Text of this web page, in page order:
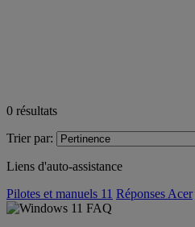
0 résultats
Trier par:
Liens d'auto-assistance
Pilotes et manuels 11 Réponses Acer